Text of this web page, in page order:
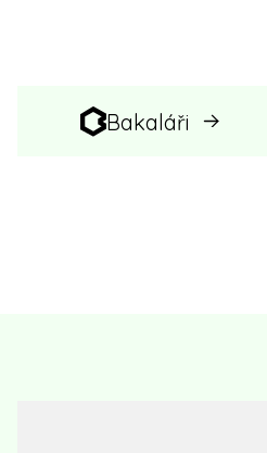
Bakaláři